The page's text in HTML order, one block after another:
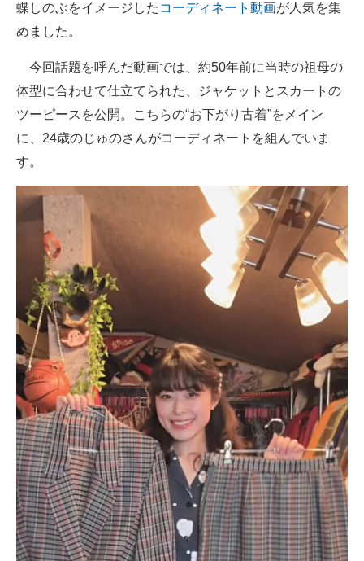
蝶しのぶをイメージした コーディネート動画が人気を集
めました。
今回話題を呼んだ動画では、約50年前に当時の祖母の
体型に合わせて仕立てられた、ジャケットとスカートの
ツーピースを公開。こちらの“お下がり古着”をメイン
に、24歳のじゅのさんがコーディネートを組んでいま
す。